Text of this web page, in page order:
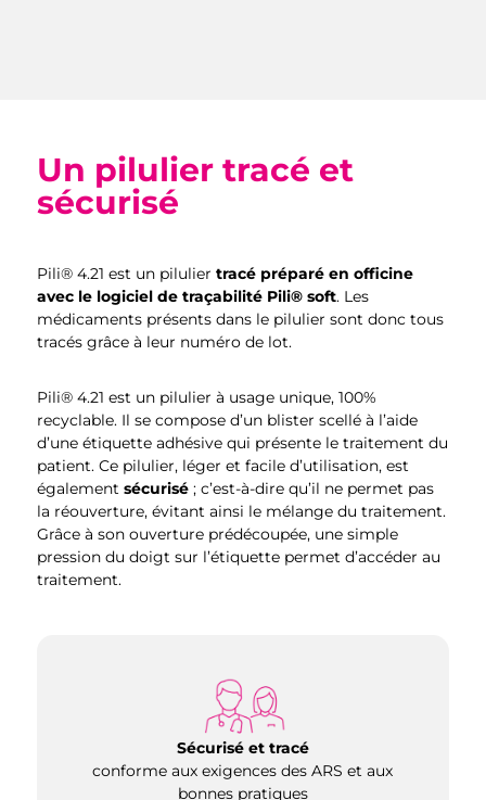
Un pilulier tracé et
sécurisé
Pili® 4.21 est un pilulier tracé préparé en officine
avec le logiciel de traçabilité Pili® soft. Les
médicaments présents dans le pilulier sont donc tous
tracés grâce à leur numéro de lot.
Pili® 4.21 est un pilulier à usage unique, 100%
recyclable. Il se compose d’un blister scellé à l’aide
d’une étiquette adhésive qui présente le traitement du
patient. Ce pilulier, léger et facile d’utilisation, est
également sécurisé; c’est-à-dire qu’il ne permet pas
la réouverture, évitant ainsi le mélange du traitement.
Grâce à son ouverture prédécoupée, une simple
pression du doigt sur l’étiquette permet d’accéder au
traitement.
Sécurisé et tracé
conforme aux exigences des ARS et aux
bonnes pratiques